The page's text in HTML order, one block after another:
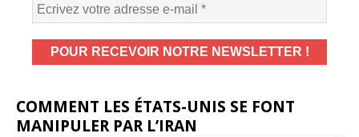
COMMENT LES ÉTATS-UNIS SE FONT
MANIPULER PAR L’IRAN